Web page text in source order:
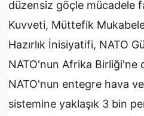
düzensiz göçle mücadele
Kuvveti, Müttefik
Hazırlık İnisiyatifi, NATO
NATO'nun Afrika Birliği'ne
NATO'nun entegre hava
sistemine yaklaşık 3 bin